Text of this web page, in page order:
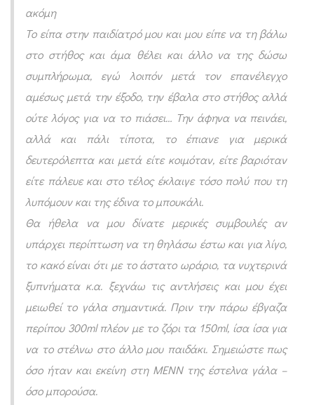
ακόμη
Το είπα στην παιδίατρό μου και μου είπε να τη βάλω
στο στήθος και άμα θέλει και άλλο να της δώσω
συμπλήρωμα, εγώ λοιπόν μετά τον επανέλεγχο
αμέσως μετά την έξοδο, την έβαλα στο στήθος αλλά
ούτε λόγος για να το πιάσει… Την άφηνα να πεινάει,
αλλά και πάλι τίποτα, το έπιανε για μερικά
δευτερόλεπτα και μετά είτε κοιμόταν, είτε βαριόταν
είτε πάλευε και στο τέλος έκλαιγε τόσο πολύ που τη
λυπόμουν και της έδινα το μπουκάλι.
Θα ήθελα να μου δίνατε μερικές συμβουλές αν
υπάρχει περίπτωση να τη θηλάσω έστω και για λίγο,
το κακό είναι ότι με το άστατο ωράριο, τα νυχτερινά
ξυπνήματα κ.α. ξεχνάω τις αντλήσεις και μου έχει
μειωθεί το γάλα σημαντικά. Πριν την πάρω έβγαζα
περίπου 300ml πλέον με το ζόρι τα 150ml, ίσα ίσα για
να το στέλνω στο άλλο μου παιδάκι. Σημειώστε πως
όσο ήταν και εκείνη στη ΜΕΝΝ της έστελνα γάλα –
όσο μπορούσα.